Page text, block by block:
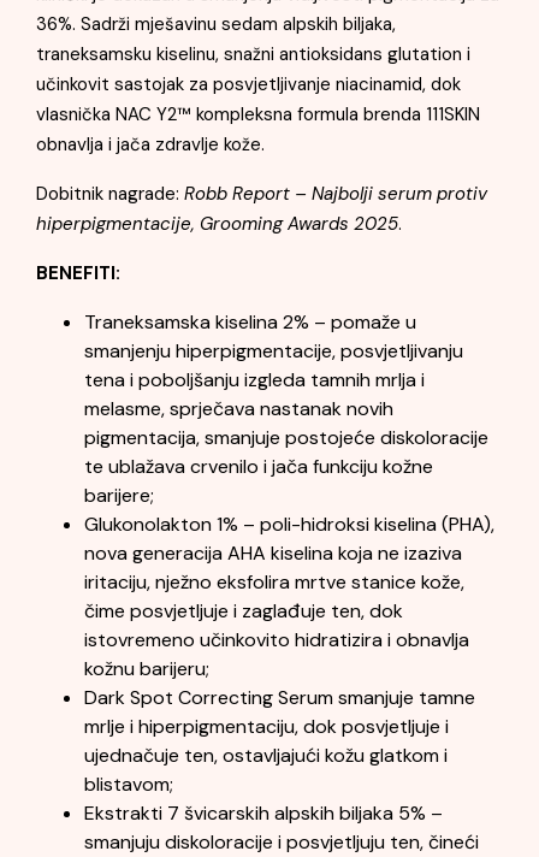
36%. Sadrži mješavinu sedam alpskih biljaka,
traneksamsku kiselinu, snažni antioksidans glutation i
učinkovit sastojak za posvjetljivanje niacinamid, dok
vlasnička NAC Y2™ kompleksna formula brenda 111SKIN
obnavlja i jača zdravlje kože.
Dobitnik nagrade: Robb Report – Najbolji serum protiv
hiperpigmentacije, Grooming Awards 2025.
BENEFITI:
Traneksamska kiselina 2% – pomaže u
smanjenju hiperpigmentacije, posvjetljivanju
tena i poboljšanju izgleda tamnih mrlja i
melasme, sprječava nastanak novih
pigmentacija, smanjuje postojeće diskoloracije
te ublažava crvenilo i jača funkciju kožne
barijere;
Glukonolakton 1% – poli-hidroksi kiselina (PHA),
nova generacija AHA kiselina koja ne izaziva
iritaciju, nježno eksfolira mrtve stanice kože,
čime posvjetljuje i zaglađuje ten, dok
istovremeno učinkovito hidratizira i obnavlja
kožnu barijeru;
Dark Spot Correcting Serum smanjuje tamne
mrlje i hiperpigmentaciju, dok posvjetljuje i
ujednačuje ten, ostavljajući kožu glatkom i
blistavom;
Ekstrakti 7 švicarskih alpskih biljaka 5% –
smanjuju diskoloracije i posvjetljuju ten, čineći